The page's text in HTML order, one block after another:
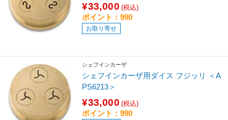
¥33,000 (税込)
ポイント：990
お取り寄せ
シェフインカーザ
シェフインカーザ用ダイス フジッリ ＜A
PS6213＞
¥33,000 (税込)
ポイント：990